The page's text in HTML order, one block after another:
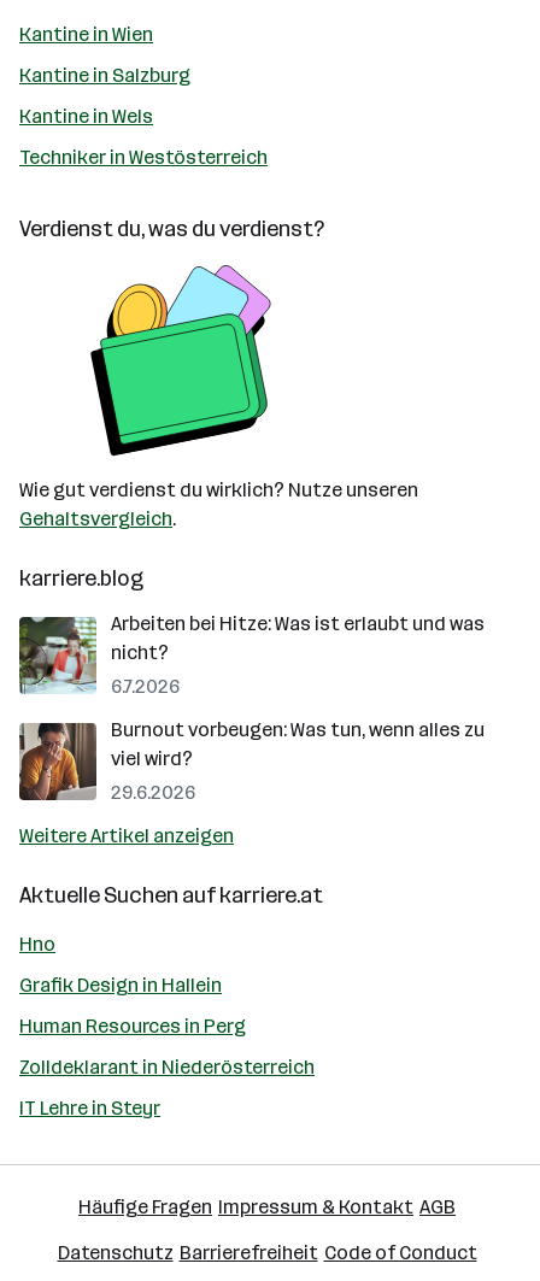
Kantine in Wien
Kantine in Salzburg
Kantine in Wels
Techniker in Westösterreich
Verdienst du, was du verdienst?
Wie gut verdienst du wirklich? Nutze unseren
Gehaltsvergleich.
karriere.blog
Arbeiten bei Hitze: Was ist erlaubt und was
nicht?
6.7.2026
Burnout vorbeugen: Was tun, wenn alles zu
viel wird?
29.6.2026
Weitere Artikel anzeigen
Aktuelle Suchen aufkarriere.at
Hno
Grafik Design in Hallein
Human Resources in Perg
Zolldeklarant in Niederösterreich
IT Lehre in Steyr
Häufige Fragen Impressum & Kontakt AGB
Datenschutz Barrierefreiheit Code of Conduct